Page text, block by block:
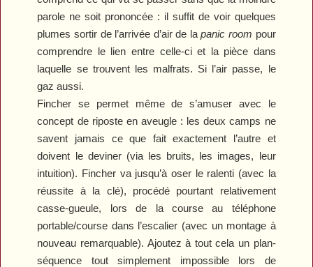
parole ne soit prononcée : il suffit de voir quelques
plumes sortir de l’arrivée d’air de lapanic room pour
comprendre le lien entre celle-ci et la pièce dans
laquelle se trouvent les malfrats. Si l’air passe, le
gaz aussi.
Fincher se permet même de s’amuser avec le
concept de riposte en aveugle : les deux camps ne
savent jamais ce que fait exactement l’autre et
doivent le deviner (via les bruits, les images, leur
intuition). Fincher va jusqu’à oser le ralenti (avec la
réussite à la clé), procédé pourtant relativement
casse-gueule, lors de la course au téléphone
portable/course dans l’escalier (avec un montage à
nouveau remarquable). Ajoutez à tout cela un plan-
séquence tout simplement impossible lors de